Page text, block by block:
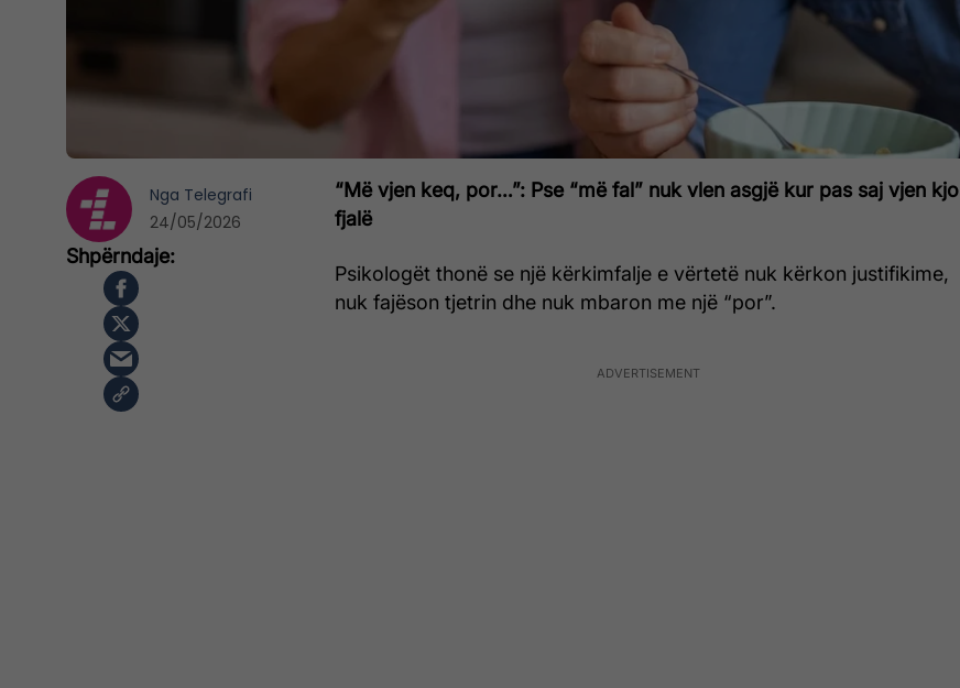
“Më vjen keq, por…”: Pse “më fal” nuk vlen asgjë kur pas saj vjen kjo
fjalë
Psikologët thonë se një kërkimfalje e vërtetë nuk kërkon justifikime,
nuk fajëson tjetrin dhe nuk mbaron me një “por”.
Nga Telegrafi
24/05/2026